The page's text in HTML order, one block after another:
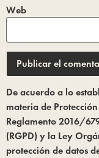
Web
De acuerdo a lo
materia de
Reglamento 2016/
(RGPD) y la Ley
protección de datos